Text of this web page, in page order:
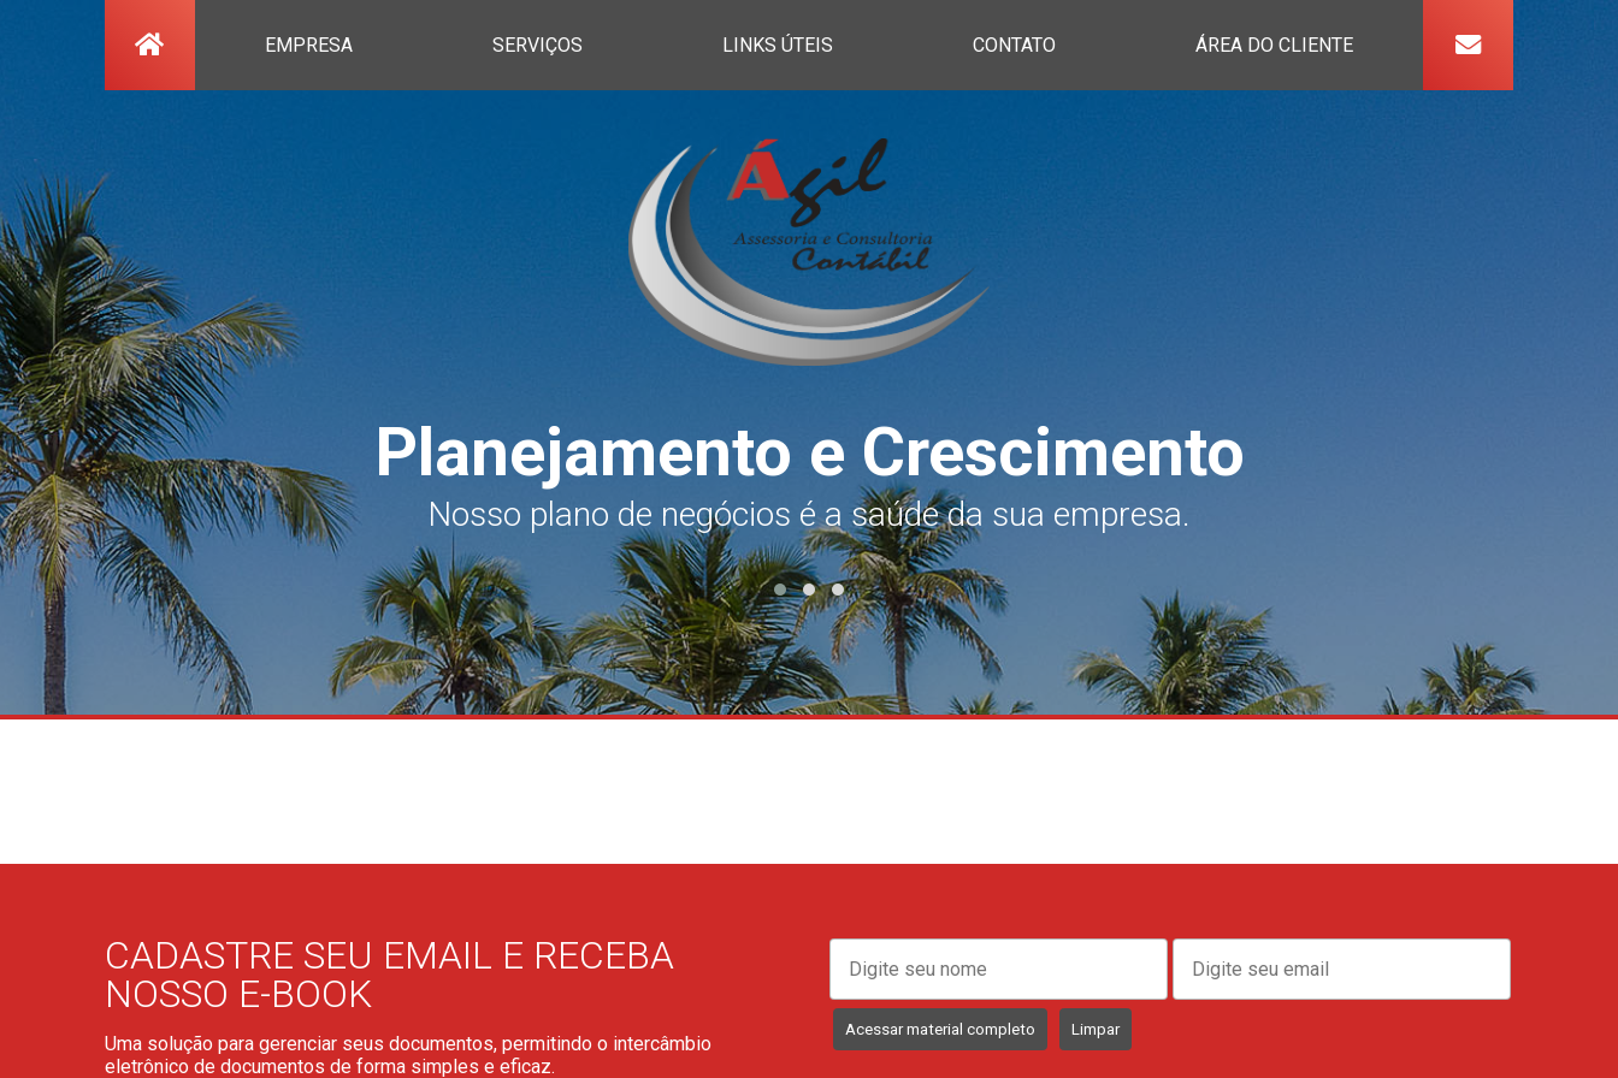
EMPRESA SERVIÇOS LINKS ÚTEIS CONTATO ÁREA DO CLIENTE
Planejamento e Crescimento
Nosso plano de negócios é a saúde da sua empresa.
CADASTRE SEU EMAIL E RECEBA
NOSSO E-BOOK
Uma solução para gerenciar seus documentos, permitindo o intercâmbio
eletrônico de documentos de forma simples e eficaz.
Acessar material completo Limpar